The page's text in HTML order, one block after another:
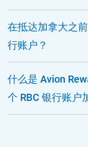
在抵达加拿大之
行账户？
什么是 Avion
个 RBC 银行账户